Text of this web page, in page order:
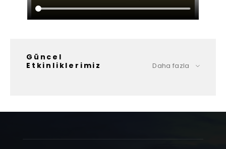
Güncel
Etkinliklerimiz
Daha fazla